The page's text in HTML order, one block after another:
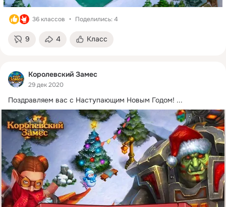
36 классов Поделились: 4
9 4 Класс
Королевский Замес
29 дек 2020
Поздравляем вас с Наступающим Новым Годом! ...